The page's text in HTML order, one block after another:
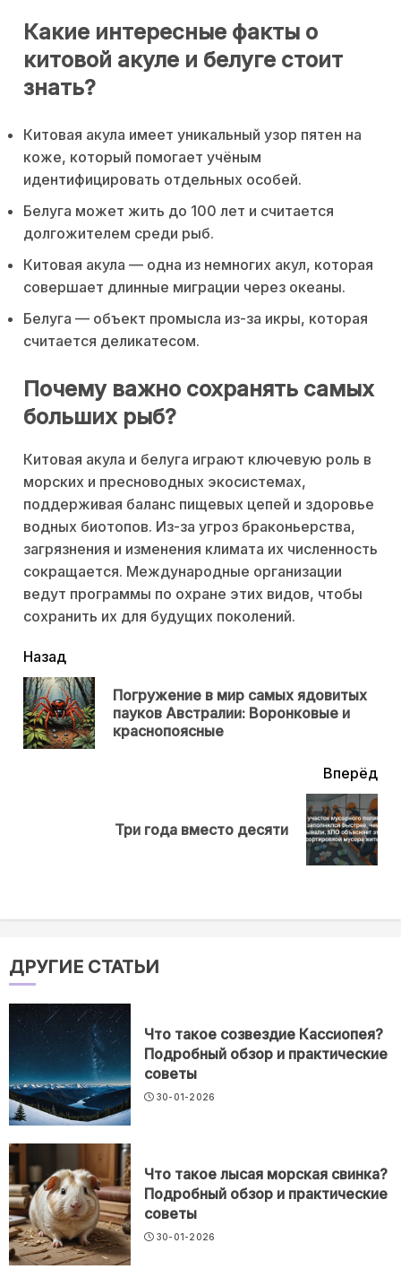
Какие интересные факты о
китовой акуле и белуге стоит
знать?
Китовая акула имеет уникальный узор пятен на
коже, который помогает учёным
идентифицировать отдельных особей.
Белуга может жить до 100 лет и считается
долгожителем среди рыб.
Китовая акула — одна из немногих акул, которая
совершает длинные миграции через океаны.
Белуга — объект промысла из-за икры, которая
считается деликатесом.
Почему важно сохранять самых
больших рыб?
Китовая акула и белуга играют ключевую роль в
морских и пресноводных экосистемах,
поддерживая баланс пищевых цепей и здоровье
водных биотопов. Из-за угроз браконьерства,
загрязнения и изменения климата их численность
сокращается. Международные организации
ведут программы по охране этих видов, чтобы
сохранить их для будущих поколений.
читать
еще
Назад
Погружение в мир самых ядовитых
пауков Австралии: Воронковые и
краснопоясные
Вперёд
Три года вместо десяти
ДРУГИЕ СТАТЬИ
Что такое созвездие Кассиопея?
Подробный обзор и практические
советы
30-01-2026
Что такое лысая морская свинка?
Подробный обзор и практические
советы
30-01-2026